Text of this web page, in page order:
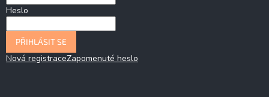
Heslo
PŘIHLÁSIT SE
Nová registraceZapomenuté heslo